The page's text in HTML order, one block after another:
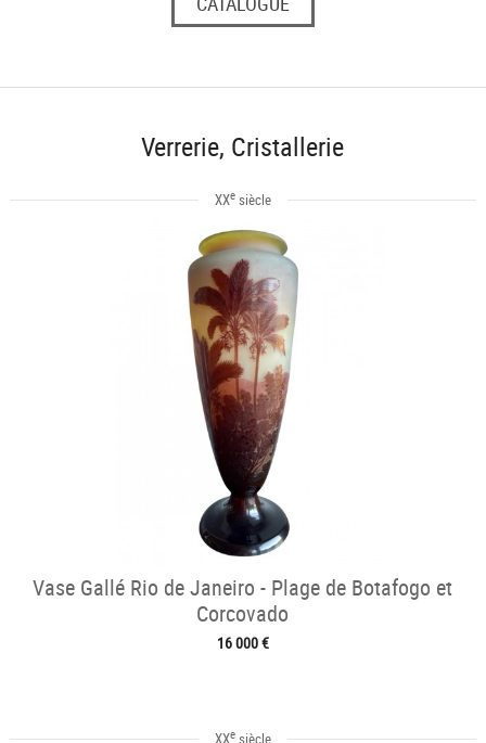
Verrerie, Cristallerie
XXesiècle
Vase Gallé Rio de Janeiro - Plage de Botafogo et
Corcovado
16 000 €
XXesiècle